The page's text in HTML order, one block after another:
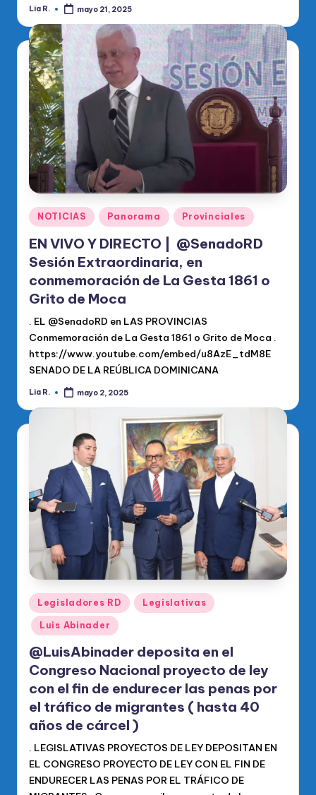
Publicado
Lia R. mayo 21, 2025
Publicado
en
NOTICIAS Panorama Provinciales
EN VIVO Y DIRECTO | @SenadoRD
Sesión Extraordinaria, en
conmemoración de La Gesta 1861 o
Grito de Moca
. EL @SenadoRD en LAS PROVINCIAS
Conmemoración de La Gesta 1861 o Grito de Moca .
https://www.youtube.com/embed/u8AzE_tdM8E
SENADO DE LA REÚBLICA DOMINICANA
Publicado
Lia R. mayo 2, 2025
Publicado
en
Legisladores RD Legislativas
Luis Abinader
@LuisAbinader deposita en el
Congreso Nacional proyecto de ley
con el fin de endurecer las penas por
el tráfico de migrantes ( hasta 40
años de cárcel )
. LEGISLATIVAS PROYECTOS DE LEY DEPOSITAN EN
EL CONGRESO PROYECTO DE LEY CON EL FIN DE
ENDURECER LAS PENAS POR EL TRÁFICO DE